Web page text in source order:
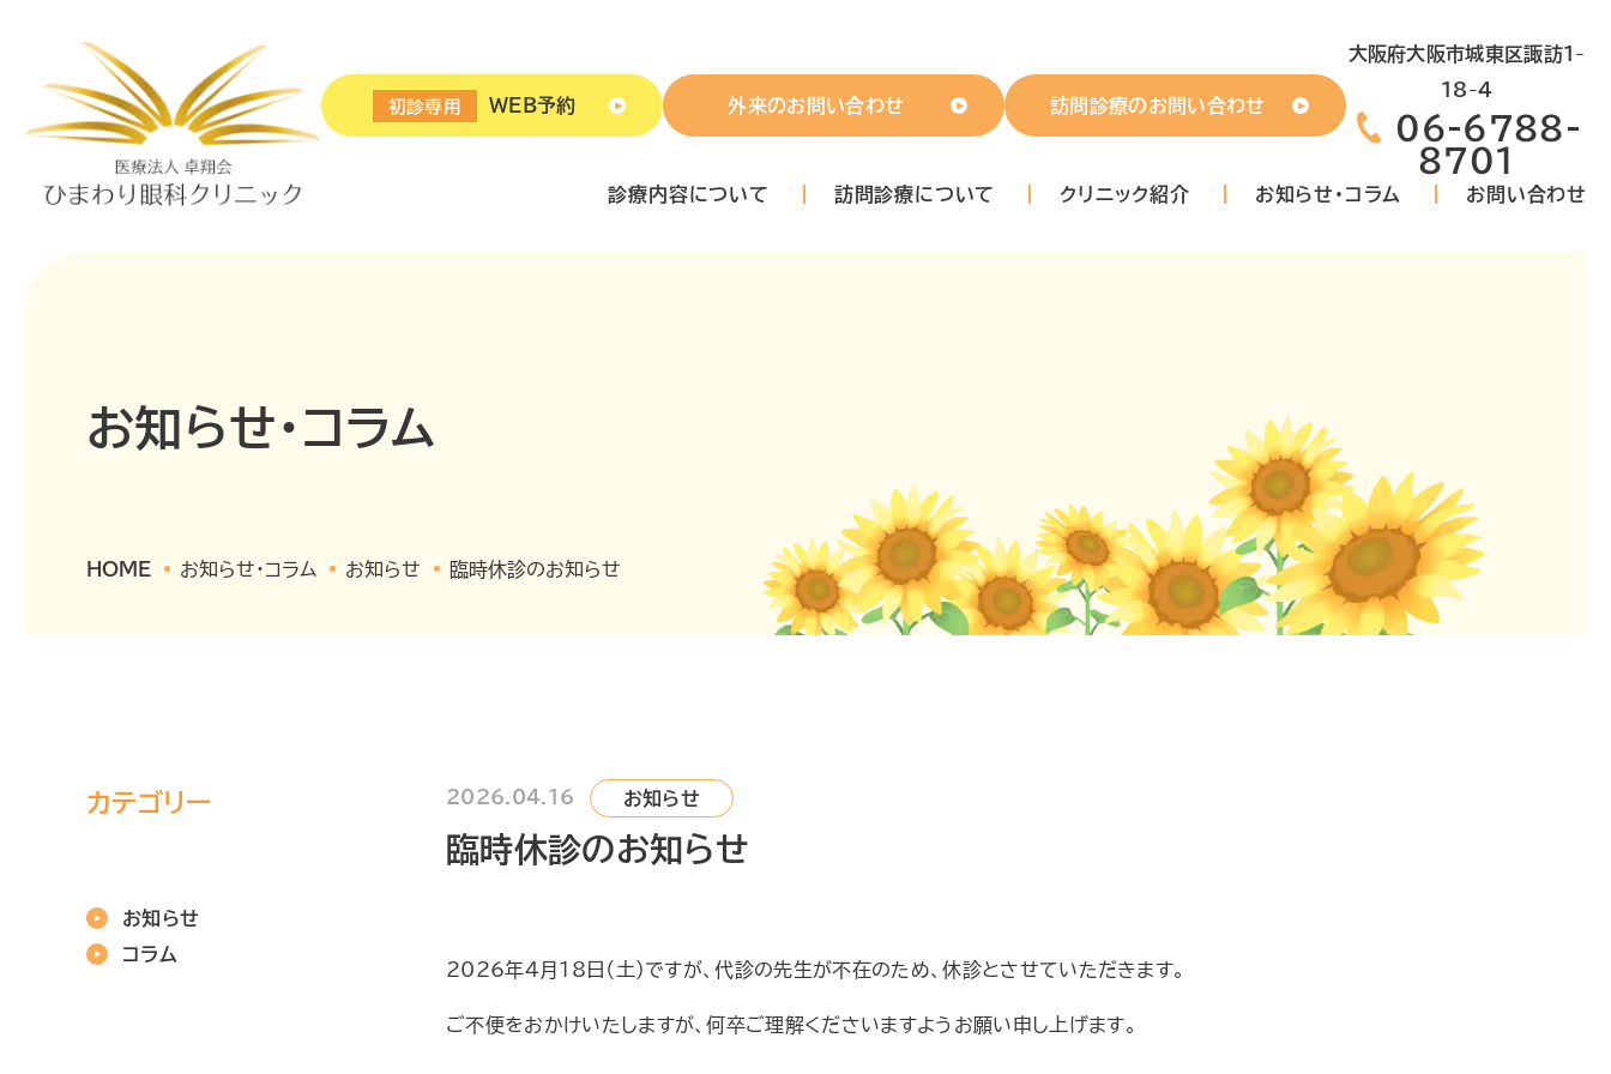
診療内容について 訪問診療について クリニック紹介 お知らせ・コラム お問い合わせ
初診専用 WEB予約 外来のお問い合わせ 訪問診療のお問い合わせ
大阪府大阪市城東区諏訪1-
18-4
06-6788-
8701
お知らせ・コラム
HOME お知らせ・コラム お知らせ 臨時休診のお知らせ
2026.04.16 お知らせ
臨時休診のお知らせ
2026年4月18日（土）ですが、代診の先生が不在のため、休診とさせていただきます。
ご不便をおかけいたしますが、何卒ご理解くださいますようお願い申し上げます。
カテゴリー
お知らせ
コラム